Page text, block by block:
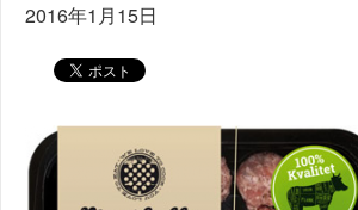
2016年1月15日